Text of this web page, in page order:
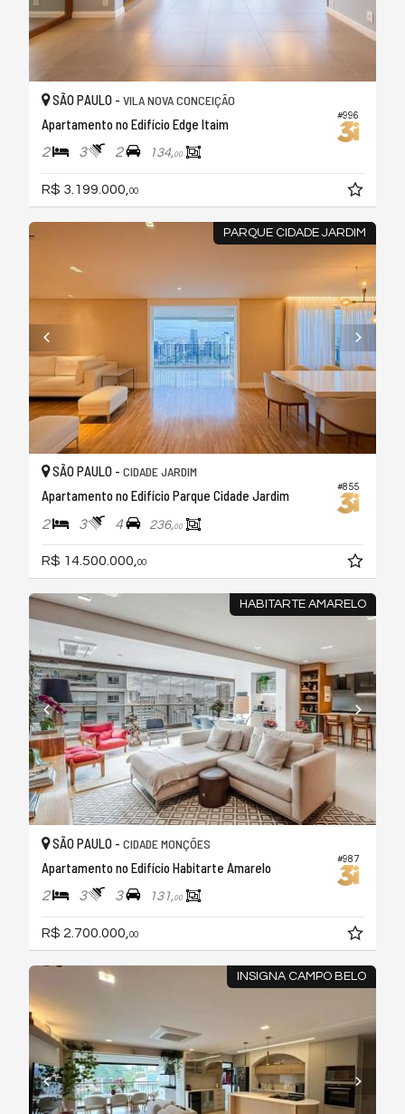
#996
SÃO PAULO - VILA NOVA CONCEIÇÃO
Apartamento no Edifício Edge Itaim
2 3 2 134,00
R$ 3.199.000, 00
PARQUE CIDADE JARDIM
#855
SÃO PAULO - CIDADE JARDIM
Apartamento no Edifício Parque Cidade Jardim
2 3 4 236,00
R$ 14.500.000,00
HABITARTE AMARELO
#987
SÃO PAULO - CIDADE MONÇÕES
Apartamento no Edifício Habitarte Amarelo
2 3 3 131,00
R$ 2.700.000, 00
INSIGNA CAMPO BELO